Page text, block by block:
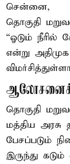
சென்னை,
தொகுதி
“ஓடும்
என்று
தொகுதி
மத்திய
பேசப்படும்
இருந்து கடும்